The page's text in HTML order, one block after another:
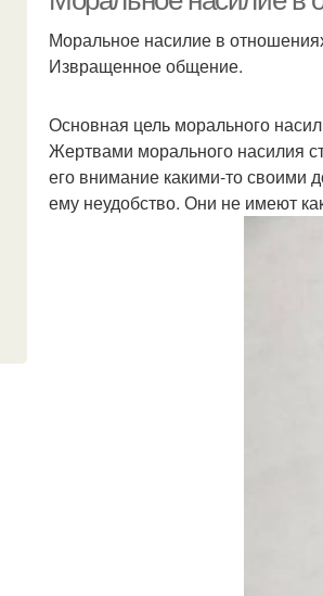
насилия
Моральное насилие в
Извращенное общение.
Основная цель морального
Жертвами морального насилия
его внимание какими-то своими
ему неудобство. Они не имеют